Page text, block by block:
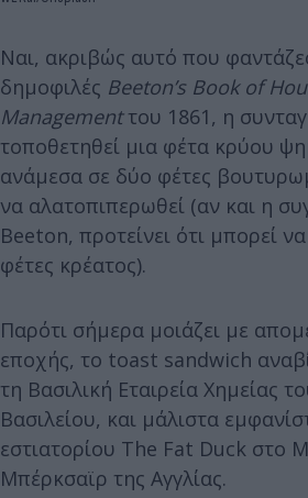
Ναι, ακριβώς αυτό που
δημοφιλές Beeton’s Book of
Managementτου 1861, η
τοποθετηθεί μια φέτα κρύου
ανάμεσα σε δύο φέτες
να αλατοπιπερωθεί (αν και η
Beeton, προτείνει ότι μπορεί
φέτες κρέατος).
Παρότι σήμερα μοιάζει με
εποχής, το toast sandwich
τη Βασιλική Εταιρεία Χημείας
Βασιλείου, και μάλιστα
εστιατορίου The Fat Duck στο
Μπέρκσαϊρ της Αγγλίας.